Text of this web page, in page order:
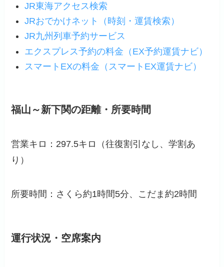
JR東海アクセス検索
JRおでかけネット（時刻・運賃検索）
JR九州列車予約サービス
エクスプレス予約の料金（EX予約運賃ナビ）
スマートEXの料金（スマートEX運賃ナビ）
福山～新下関の距離・所要時間
営業キロ：297.5キロ（往復割引なし 、学割あ
り）
所要時間：さくら約1時間5分、こだま約2時間
運行状況・空席案内